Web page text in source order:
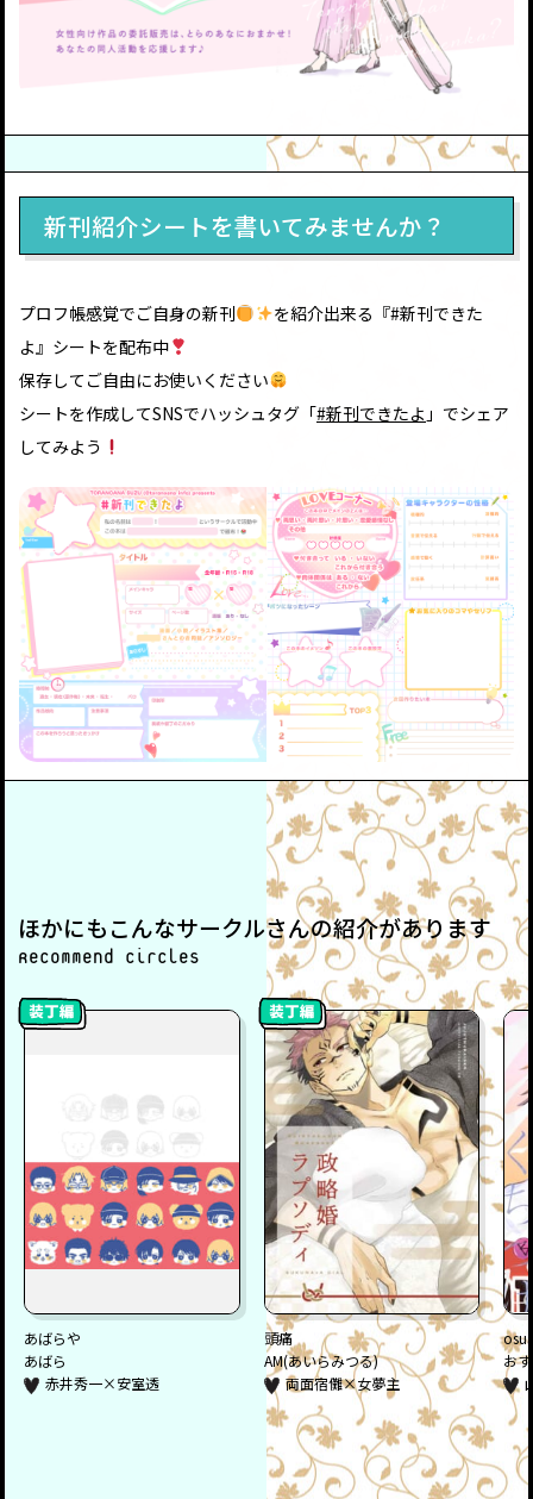
新刊紹介シートを書いてみませんか？
プロフ帳感覚でご自身の新刊
を紹介出来る『#新刊できた
よ』シートを配布中
保存してご自由にお使いください
シートを作成してSNSでハッシュタグ「#新刊できたよ 」でシェア
してみよう
ほかにもこんなサークルさんの紹介があります
Recommend circles
あばらや
あばら
赤井秀一×安室透
頭痛
AM(あいらみつる)
両面宿儺×女夢主
お